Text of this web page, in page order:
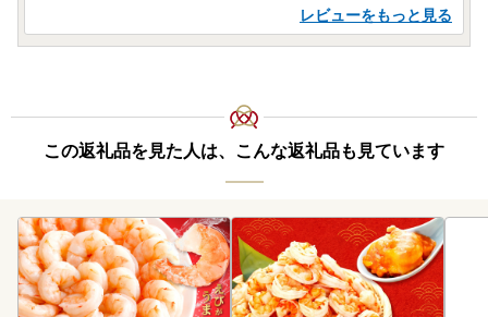
レビューをもっと見る
この返礼品を見た人は、こんな返礼品も見ています